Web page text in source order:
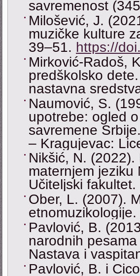
savremenost
Milošević, J.
muzičke kulture
39‒51. https://
Mirković-Radoš,
predškolsko
nastavna
Naumović, S.
upotrebe: ogled
savremene
‒ Kragujevac:
Nikšić, N.
maternjem jeziku
Učiteljski fakultet.
Ober, L. (2007).
Pavlović, B.
narodnih
Nastava i
Pavlović, B. i